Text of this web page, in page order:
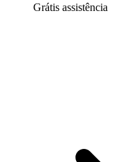
Grátis assistência